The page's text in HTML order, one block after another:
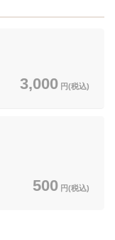
3,000 円(税込)
500 円(税込)